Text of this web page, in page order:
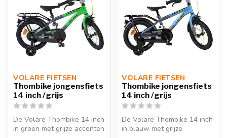
VOLARE FIETSEN
Thombike jongensfiets
14 inch /grijs
De Volare Thombike 14 inch
in groen met grijze accenten
VOLARE FIETSEN
Thombike jongensfiets
14 inch /grijs
De Volare Thombike 14 inch
in blauw met grijze